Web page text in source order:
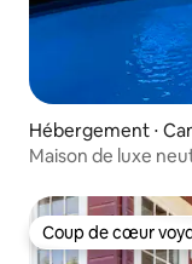
Hébergement ⋅
Maison de luxe
Coup de cœur
Coup de cœur